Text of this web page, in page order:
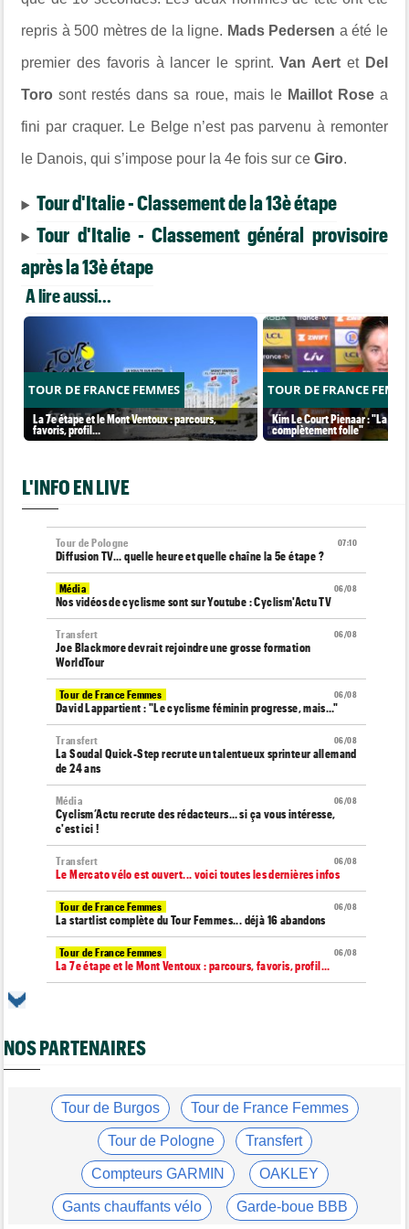
repris à 500 mètres de la ligne. Mads Pedersen a été le
premier des favoris à lancer le sprint.Van Aert et Del
Toro sont restés dans sa roue, mais le Maillot Rosea
fini par craquer. Le Belge n’est pas parvenu à remonter
le Danois, qui s’impose pour la 4e fois sur ceGiro.
Tour d'Italie - Classement de la 13è étape
Tour d'Italie - Classement général provisoire
après la 13è étape
A lire aussi...
TOUR DE FRANCE FEMMES
La 7e étape et le Mont Ventoux : parcours,
favoris, profil…
TOUR DE FRANCE
Kim Le Court Pienaar : "La
complètement folle"
L'INFO EN LIVE
07:10
Tour de Pologne
Diffusion TV... quelle heure et quelle chaîne la 5e étape ?
06/08
Média
Nos vidéos de cyclisme sont sur Youtube : Cyclism'Actu TV
06/08
Transfert
Joe Blackmore devrait rejoindre une grosse formation
WorldTour
06/08
Tour de France Femmes
David Lappartient : "Le cyclisme féminin progresse, mais…"
06/08
Transfert
La Soudal Quick-Step recrute un talentueux sprinteur allemand
de 24 ans
06/08
Média
Cyclism’Actu recrute des rédacteurs… si ça vous intéresse,
c'est ici !
06/08
Transfert
Le Mercato vélo est ouvert... voici toutes les dernières infos
06/08
Tour de France Femmes
La startlist complète du Tour Femmes... déjà 16 abandons
06/08
Tour de France Femmes
La 7e étape et le Mont Ventoux : parcours, favoris, profil…
Tour de Pologne
Bart Lemmen : "J'attendais cette 1ère victoire depuis
06/08
Tour de France Femmes
Marlen Reusser : "Le Mont Ventoux... on verra"
Tour de France Femmes
Kim Le Court Pienaar : "La course a été complètement folle"
06/08
Route
Isaac Del Toro prolonge avec UAE Team Emirates-XRG jusqu'en
2031
NOS PARTENAIRES
Tour de Burgos Tour de France Femmes
Tour de Pologne Transfert
Compteurs GARMIN OAKLEY
Gants chauffants vélo Garde-boue BBB